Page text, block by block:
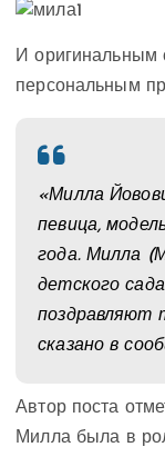
И оригинальным
персональным
«Милла
певица,
года. Милла
детского
поздравляют
сказано в
Автор поста
Милла была в